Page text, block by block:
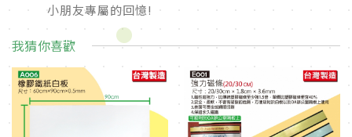
小朋友專屬的回憶!
我猜你喜歡